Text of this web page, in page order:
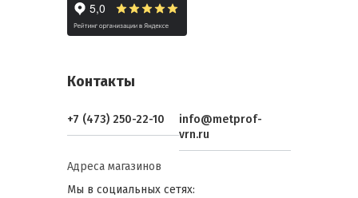
Контакты
+7 (473) 250-22-10
info@metprof-
vrn.ru
Адреса магазинов
Мы в социальных сетях: